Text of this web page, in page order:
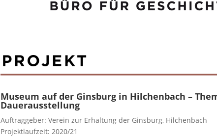
Museum auf der Ginsburg in Hilchenbach –
Dauerausstellung
Auftraggeber: Verein zur Erhaltung der Ginsburg, Hilchenbach
Projektlaufzeit: 2020/21